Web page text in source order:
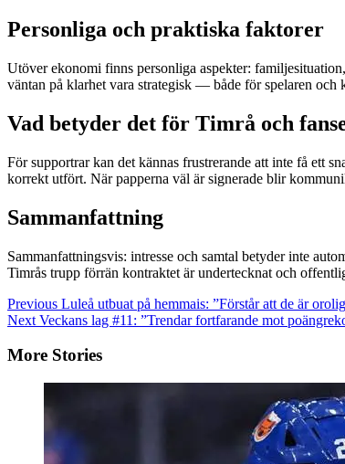
Personliga och praktiska faktorer
Utöver ekonomi finns personliga aspekter:
väntan på klarhet vara strategisk — både för spelaren och
Vad betyder det för Timrå och
För supportrar kan det kännas frustrerande att inte få ett
korrekt utfört. När papperna väl är signerade blir
Sammanfattning
Sammanfattningsvis: intresse och samtal betyder inte
Timrås trupp förrän kontraktet är undertecknat och
Continue
Reading
Previous Luleå utbuat på hemmais: ”Förstår att de är
Next Veckans lag #11: ”Trendar fortfarande mot
More Stories